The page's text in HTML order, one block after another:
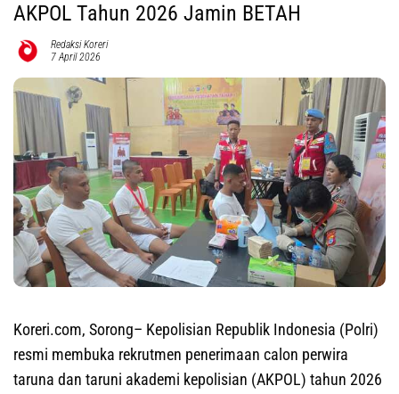
AKPOL Tahun 2026 Jamin BETAH
Redaksi Koreri
7 April 2026
Koreri.com, Sorong– Kepolisian Republik Indonesia (Polri)
resmi membuka rekrutmen penerimaan calon perwira
taruna dan taruni akademi kepolisian (AKPOL) tahun 2026